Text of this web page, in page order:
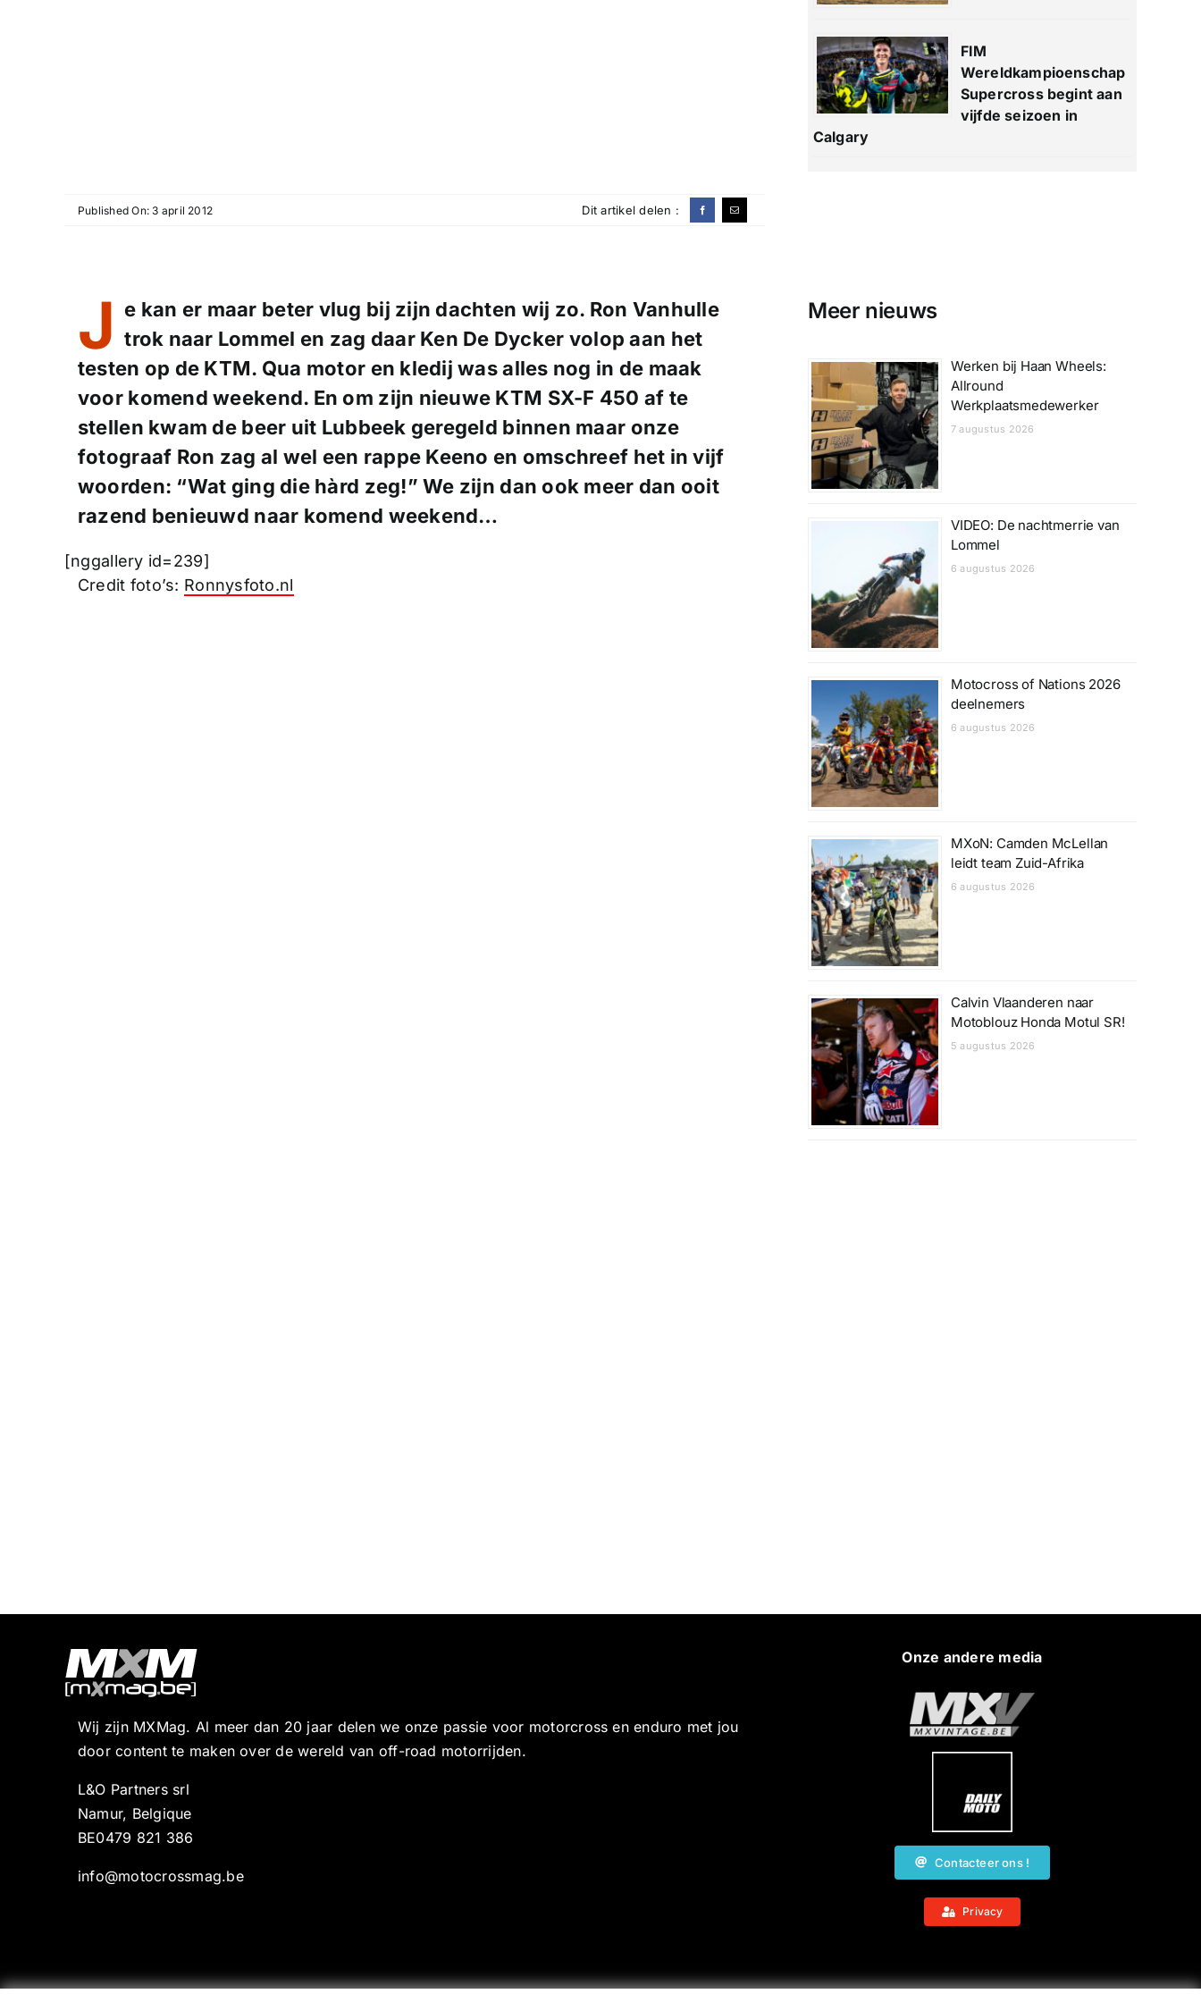
FIM
Wereldkampioenschap
Supercross begint aan
vijfde seizoen in
Calgary
Published On: 3 april 2012 Dit artikel delen :
J e kan er maar beter vlug bij zijn dachten wij zo. Ron Vanhulle
trok naar Lommel en zag daar Ken De Dycker volop aan het
testen op de KTM. Qua motor en kledij was alles nog in de maak
voor komend weekend. En om zijn nieuwe KTM SX-F 450 af te
stellen kwam de beer uit Lubbeek geregeld binnen maar onze
fotograaf Ron zag al wel een rappe Keeno en omschreef het in vijf
woorden: “Wat ging die hàrd zeg!” We zijn dan ook meer dan ooit
razend benieuwd naar komend weekend…
[nggallery id=239]
Credit foto’s: Ronnysfoto.nl
Meer nieuws
Werken bij Haan Wheels:
Allround
Werkplaatsmedewerker
7 augustus 2026
VIDEO: De nachtmerrie van
Lommel
6 augustus 2026
Motocross of Nations 2026
deelnemers
6 augustus 2026
MXoN: Camden McLellan
leidt team Zuid-Afrika
6 augustus 2026
Calvin Vlaanderen naar
Motoblouz Honda Motul SR!
5 augustus 2026
Wij zijn MXMag. Al meer dan 20 jaar delen we onze passie voor motorcross en enduro met jou
door content te maken over de wereld van off-road motorrijden.
L&O Partners srl
Namur, Belgique
BE0479 821 386
info@motocrossmag.be
Onze andere media
Contacteer ons !
Privacy